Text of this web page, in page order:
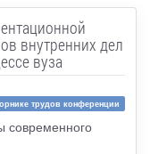
внутренних дел
вуза
трудов конференции
современного